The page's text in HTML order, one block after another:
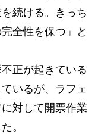
続ける。きっち
全性を保つ」と
正が起きている
いるが、ラフェ
対して開票作業
。